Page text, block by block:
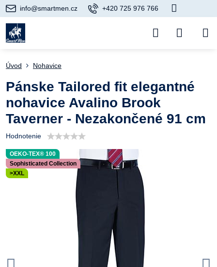
info@smartmen.cz +420 725 976 766
OEKO-TEX® 100
Sophisticated Collection
>XXL
Úvod Nohavice
Pánske Tailored fit elegantné
nohavice Avalino Brook
Taverner - Nezakončené 91 cm
Hodnotenie